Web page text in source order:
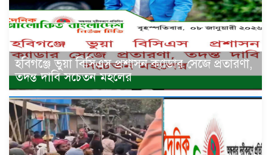
হবিগঞ্জে ভুয়া বিসিএস প্রশাসন ক্যাডার সেজে প্রতারণা,
তদন্ত দাবি সচেতন মহলের